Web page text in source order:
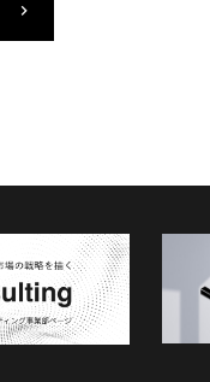
keyboard_arrow_right